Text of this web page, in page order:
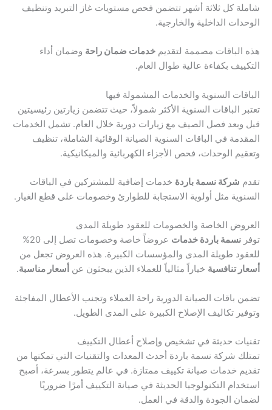
شاملة كل ثلاثة أشهر تتضمن فحص مستويات غاز التبريد وتنظيف
الوحدات الداخلية والخارجية.
هذه الباقات مصممة لتقديم خدمات ضمان راحة وضمان أداء
التكييف بكفاءة عالية طوال العام.
الباقات السنوية والخدمات المشمولة فيها
تعتبر الباقات السنوية الأكثر شمولاً، حيث تتضمن زيارتين رئيسيتين
قبل وبعد فصل الصيف مع زيارات دورية خلال العام. تشمل الخدمات
المقدمة في الباقات السنوية الصيانة الوقائية الشاملة، تنظيف
وتعقيم الوحدات، فحص الأجزاء الكهربائية والميكانيكية.
تقدم شركة نسمة باردة خدمات إضافية للمشتركين في الباقات
السنوية مثل أولوية الاستجابة للطوارئ وخصومات على قطع الغيار.
العروض الخاصة والخصومات للعقود طويلة المدى
توفر نسمة باردة خدمات
عروضاً خاصة وخصومات تصل إلى 20%
للعقود طويلة المدى والمؤسسات الكبيرة. هذه العروض تجعل من
أسعار تنافسية خياراً مثالياً للعملاء الذين يبحثون عن أسعار مناسبة.
تضمن باقات الصيانة الدورية راحة العملاء وتجنب الأعطال المفاجئة
وتوفير تكاليف الإصلاح الكبيرة على المدى الطويل.
تقنيات حديثة في تشخيص وإصلاح أعطال التكييف
تمتلك شركة نسمة باردة أحدث المعدات والتقنيات التي تمكنها من
تقديم خدمات صيانة تكييف ممتازة. في عالم يتطور بسرعة، أصبح
استخدام التكنولوجيا الحديثة في صيانة التكييف أمرًا ضروريًا
لضمان الجودة والدقة في العمل.